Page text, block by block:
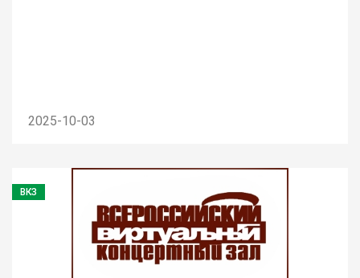
2025-10-03
ВКЗ